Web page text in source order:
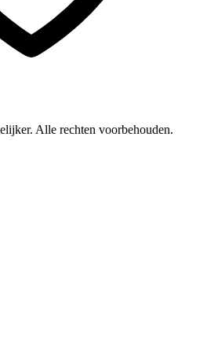
Alle rechten voorbehouden.